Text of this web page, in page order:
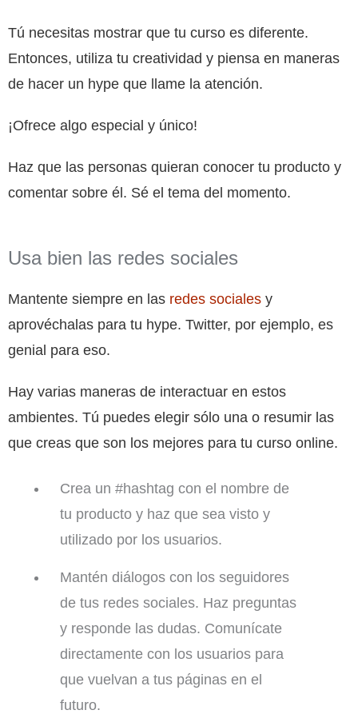
Tú necesitas mostrar que tu curso es diferente.
Entonces, utiliza tu creatividad y piensa en maneras
de hacer un hype que llame la atención.
¡Ofrece algo especial y único!
Haz que las personas quieran conocer tu producto y
comentar sobre él. Sé el tema del momento.
Usa bien las redes sociales
Mantente siempre en las redes sociales y
aprovéchalas para tu hype. Twitter, por ejemplo, es
genial para eso.
Hay varias maneras de interactuar en estos
ambientes. Tú puedes elegir sólo una o resumir las
que creas que son los mejores para tu curso online.
Crea un #hashtag con el nombre de
tu producto y haz que sea visto y
utilizado por los usuarios.
Mantén diálogos con los seguidores
de tus redes sociales. Haz preguntas
y responde las dudas. Comunícate
directamente con los usuarios para
que vuelvan a tus páginas en el
futuro.